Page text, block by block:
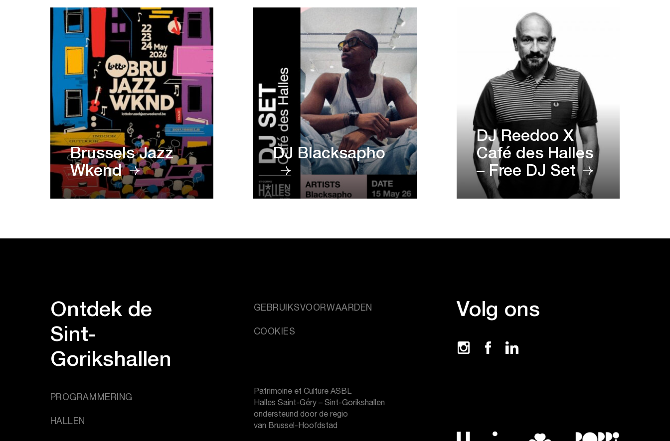
Brussels Jazz
Wkend
DJ Blacksapho
DJ Reedoo X
Café des Halles
– Free DJ Set
Ontdek de
Sint-
Gorikshallen
GEBRUIKSVOORWAARDEN
COOKIES
Volg ons
PROGRAMMERING
HALLEN
Patrimoine et Culture ASBL
Halles Saint-Géry – Sint-Gorikshallen
ondersteund door de regio
van Brussel-Hoofdstad